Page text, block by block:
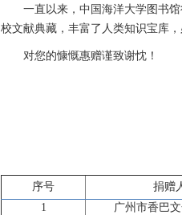
一直以来，中国海洋大学图书
校文献典藏，丰富了人类知识宝库
对您的慷慨惠赠谨致谢忱！
序号 捐赠
1
广州市香巴